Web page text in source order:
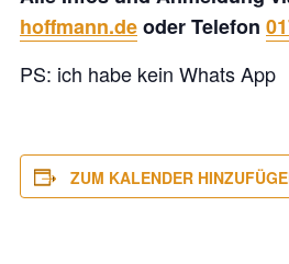
hoffmann.deoder Telefon
PS: ich habe kein Whats App
ZUM KALENDER